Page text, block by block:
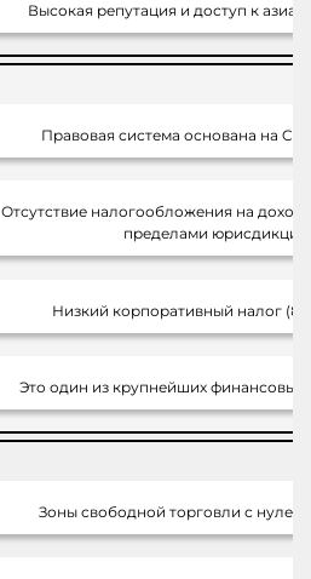
Высокая репутация и доступ к
Правовая система основана на
Отсутствие налогообложения на
пределами юрисдикции.
Низкий корпоративный налог
Это один из крупнейших финансовых
Зоны свободной торговли с